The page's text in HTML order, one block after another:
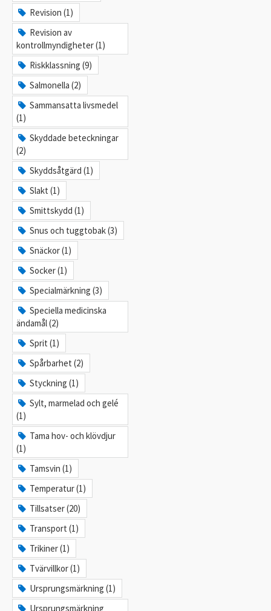
Revision (1)
Revision av
kontrollmyndigheter (1)
Riskklassning (9)
Salmonella (2)
Sammansatta livsmedel
(1)
Skyddade beteckningar
(2)
Skyddsåtgärd (1)
Slakt (1)
Smittskydd (1)
Snus och tuggtobak (3)
Snäckor (1)
Socker (1)
Specialmärkning (3)
Speciella medicinska
ändamål (2)
Sprit (1)
Spårbarhet (2)
Styckning (1)
Sylt, marmelad och gelé
(1)
Tama hov- och klövdjur
(1)
Tamsvin (1)
Temperatur (1)
Tillsatser (20)
Transport (1)
Trikiner (1)
Tvärvillkor (1)
Ursprungsmärkning (1)
Ursprungsmärkning